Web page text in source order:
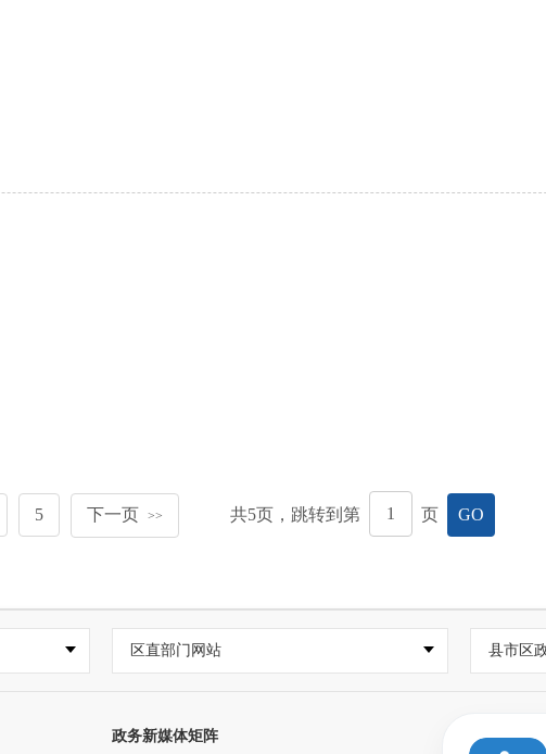
5 下一页 >> 共5页，跳转到第 页 GO
区直部门网站 县市区
政务新媒体矩阵